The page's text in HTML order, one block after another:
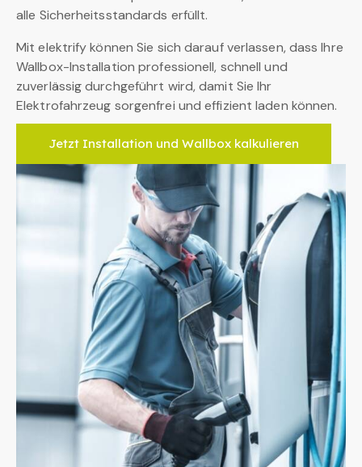
alle Sicherheitsstandards erfüllt.
Mit elektrify können Sie sich darauf verlassen, dass Ihre
Wallbox-Installation professionell, schnell und
zuverlässig durchgeführt wird, damit Sie Ihr
Elektrofahrzeug sorgenfrei und effizient laden können.
Jetzt Installation und Wallbox kalkulieren